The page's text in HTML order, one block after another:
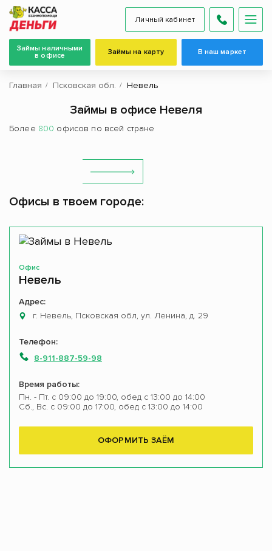
Личный кабинет
Займы наличными
в офисе
Займы на карту В наш маркет
Главная Псковская обл. Невель
Займы в офисе Невеля
Более 800 офисов по всей стране
Офисы в твоем городе:
Офис
Невель
Адрес:
г. Невель, Псковская обл, ул. Ленина, д. 29
Телефон:
8-911-887-59-98
Время работы:
Пн. - Пт. с 09:00 до 19:00, обед с 13:00 до 14:00
Сб., Вс. с 09:00 до 17:00, обед с 13:00 до 14:00
ОФОРМИТЬ ЗАЁМ